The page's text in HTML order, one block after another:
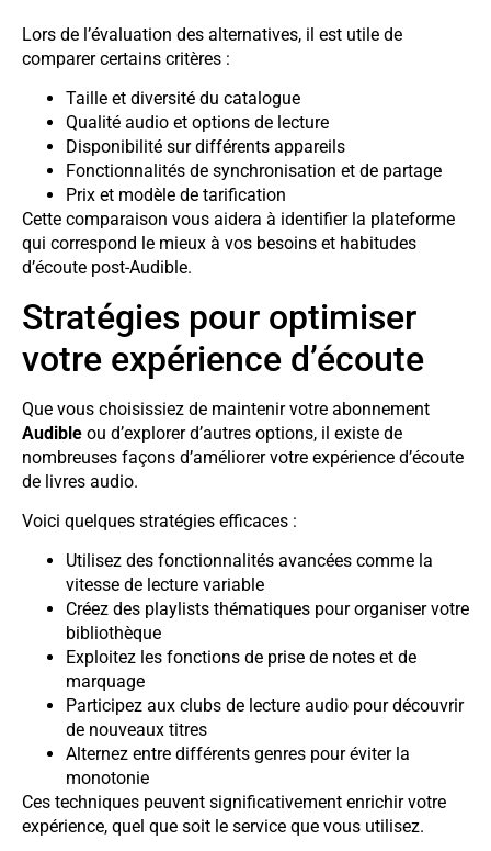
Lors de l’évaluation des alternatives, il est utile de
comparer certains critères :
Taille et diversité du catalogue
Qualité audio et options de lecture
Disponibilité sur différents appareils
Fonctionnalités de synchronisation et de partage
Prix et modèle de tarification
Cette comparaison vous aidera à identifier la plateforme
qui correspond le mieux à vos besoins et habitudes
d’écoute post-Audible.
Stratégies pour optimiser
votre expérience d’écoute
Que vous choisissiez de maintenir votre abonnement
Audible ou d’explorer d’autres options, il existe de
nombreuses façons d’améliorer votre expérience d’écoute
de livres audio.
Voici quelques stratégies efficaces :
Utilisez des fonctionnalités avancées comme la
vitesse de lecture variable
Créez des playlists thématiques pour organiser votre
bibliothèque
Exploitez les fonctions de prise de notes et de
marquage
Participez aux clubs de lecture audio pour découvrir
de nouveaux titres
Alternez entre différents genres pour éviter la
monotonie
Ces techniques peuvent significativement enrichir votre
expérience, quel que soit le service que vous utilisez.